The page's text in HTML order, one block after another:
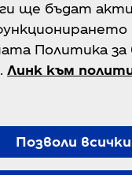
Тя е най-
факта
ще бъдат
Политика за
Линк към
Позволи всички